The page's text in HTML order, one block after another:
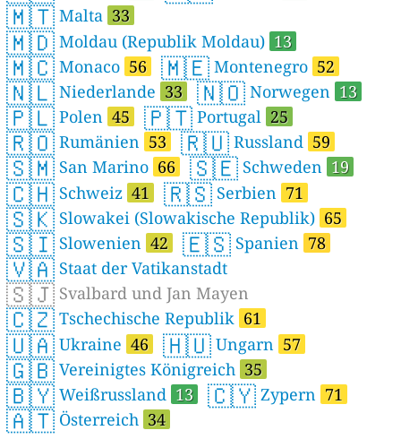
🇲🇹 Malta 33
🇲🇩 Moldau (Republik Moldau) 13
🇲🇨 Monaco 56 🇲🇪 Montenegro 52
🇳🇱 Niederlande 33 🇳🇴 Norwegen 13
🇵🇱 Polen 45 🇵🇹 Portugal 25
🇷🇴 Rumänien 53 🇷🇺 Russland 59
🇸🇲 San Marino 66 🇸🇪 Schweden 19
🇨🇭 Schweiz 41 🇷🇸 Serbien 71
🇸🇰 Slowakei (Slowakische Republik) 65
🇸🇮 Slowenien 42 🇪🇸 Spanien 78
🇻🇦 Staat der Vatikanstadt
🇸🇯 Svalbard und Jan Mayen
🇨🇿 Tschechische Republik 61
🇺🇦 Ukraine 46 🇭🇺 Ungarn 57
🇬🇧 Vereinigtes Königreich 35
🇧🇾 Weißrussland 13 🇨🇾 Zypern 71
🇦🇹 Österreich 34